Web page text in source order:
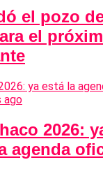
el pozo
el
ago
2026:
agenda